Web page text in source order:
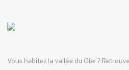
Vous habitez la vallée du Gier?